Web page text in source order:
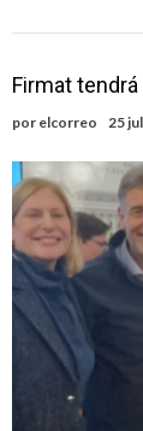
Firmat tendrá
por elcorreo 25